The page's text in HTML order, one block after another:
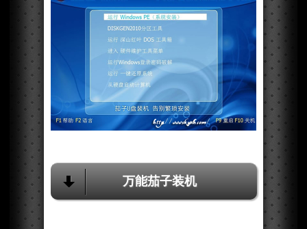
万能茄子装机